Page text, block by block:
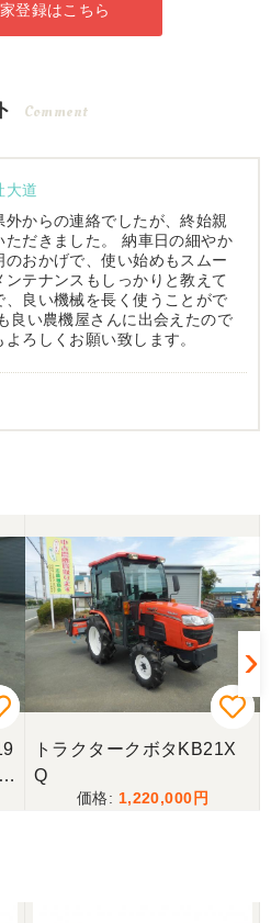
登録はこちら
Comment
大道
からの連絡でしたが、終始親
ただきました。 納車日の細やか
のおかげで、使い始めもスムー
ンテナンスもしっかりと教えて
、良い機械を長く使うことがで
良い農機屋さんに出会えたので
ろしくお願い致します。
トラクタークボタKB21X
Q
1,220,000